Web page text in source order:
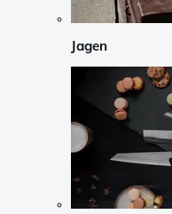
Jagen